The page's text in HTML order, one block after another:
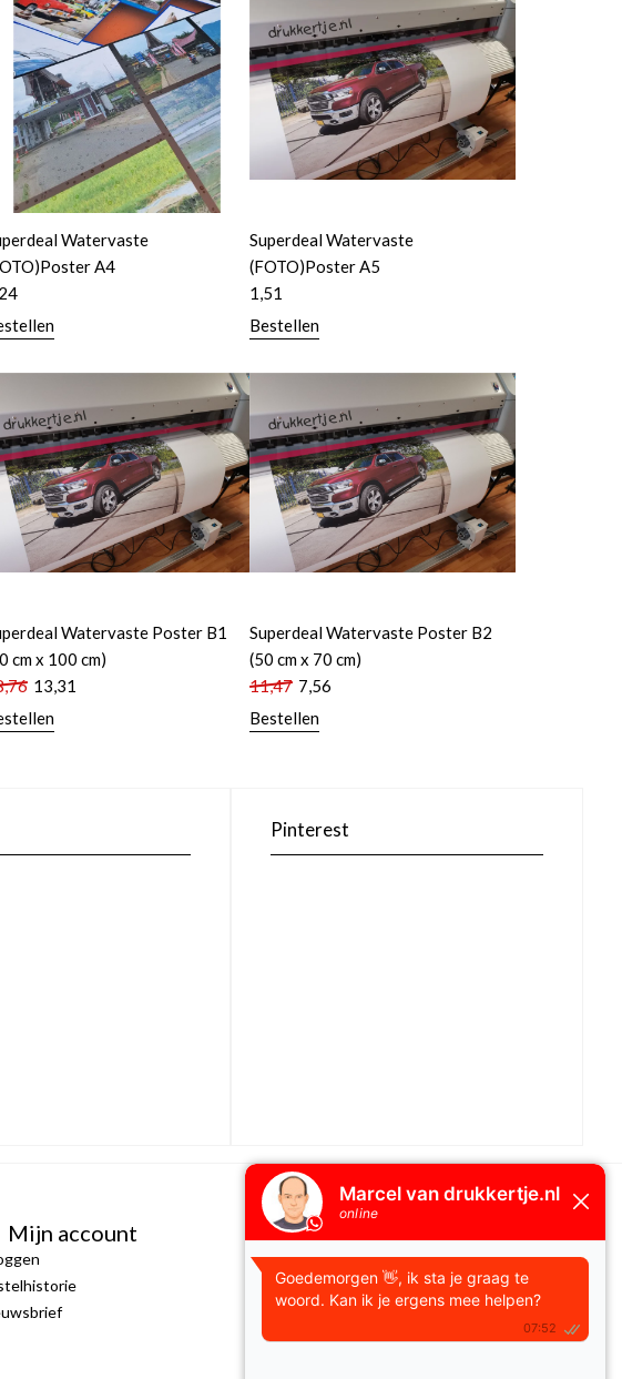
Watervaste
A4
Superdeal Watervaste
(FOTO)Poster A5
1,51
Bestellen
Watervaste Poster B1
cm x 100 cm)
13,31
Superdeal Watervaste Poster B2
(50 cm x 70 cm)
11,47 7,56
Bestellen
Pinterest
Mijn account
Contact
Sitemap